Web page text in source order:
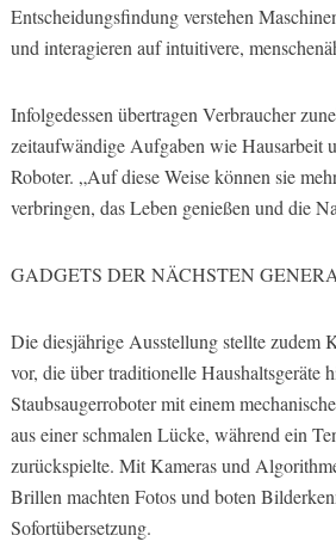
Entscheidungsfindung verstehen
und interagieren auf intuitivere,
Infolgedessen übertragen Verbraucher
zeitaufwändige Aufgaben wie Hausarbeit
Roboter. „Auf diese Weise können sie
verbringen, das Leben genießen und die
GADGETS DER NÄCHSTEN
Die diesjährige Ausstellung stellte zudem
vor, die über traditionelle Haushaltsgeräte
Staubsaugerroboter mit einem
aus einer schmalen Lücke, während ein
zurückspielte. Mit Kameras und
Brillen machten Fotos und boten
Sofortübersetzung.